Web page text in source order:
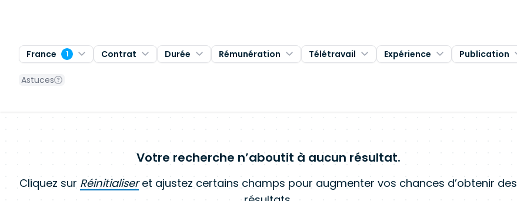
France 1 Contrat Durée Rémunération Télétravail Expérience Publication
Astuces
Votre recherche n’aboutit à aucun résultat.
Cliquez sur Réinitialiseret ajustez certains champs pour augmenter vos chances d’obtenir des